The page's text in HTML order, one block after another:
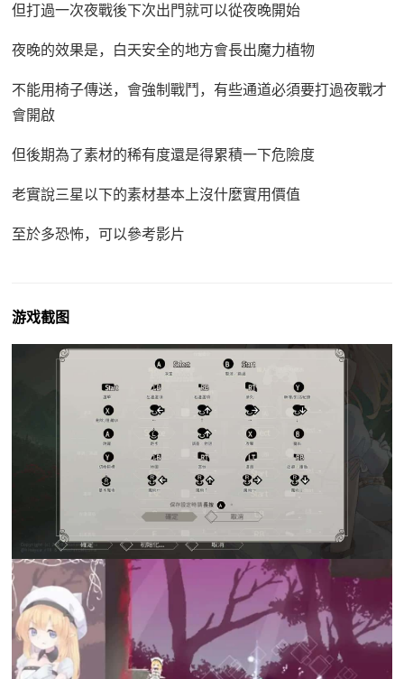
但打過一次夜戰後下次出門就可以從夜晚開始
夜晚的效果是，白天安全的地方會長出魔力植物
不能用椅子傳送，會強制戰鬥，有些通道必須要打過夜戰才
會開啟
但後期為了素材的稀有度還是得累積一下危險度
老實說三星以下的素材基本上沒什麼實用價值
至於多恐怖，可以參考影片
游戏截图